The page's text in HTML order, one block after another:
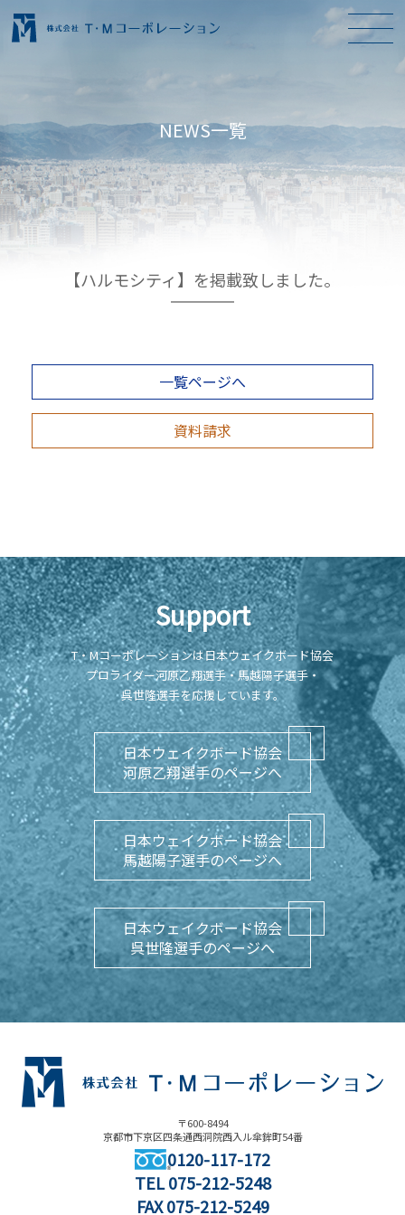
NEWS一覧
【ハルモシティ】を掲載致しました。
一覧ページへ
資料請求
Support
T・Mコーポレーションは日本ウェイクボード協会
プロライダー河原乙翔選手・馬越陽子選手・
呉世隆選手を応援しています。
日本ウェイクボード協会
河原乙翔選手のページへ
日本ウェイクボード協会
馬越陽子選手のページへ
日本ウェイクボード協会
呉世隆選手のページへ
〒600-8494
京都市下京区四条通西洞院西入ル傘鉾町54番
0120-117-172
TEL075-212-5248
FAX 075-212-5249